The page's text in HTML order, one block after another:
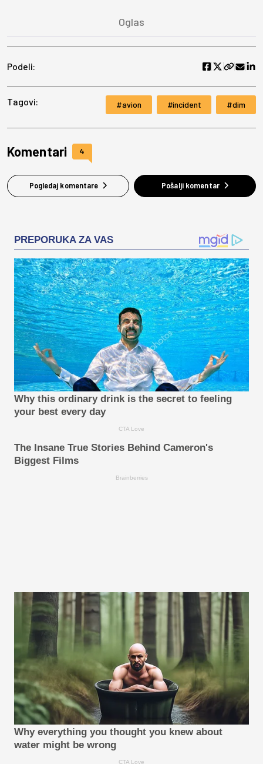
Podeli:
Tagovi: avion incident dim
Komentari 4
Pogledaj komentare Pošalji komentar
PREPORUKA ZA VAS
Why this ordinary drink is the secret to feeling
your best every day
CTA Love
The Insane True Stories Behind Cameron's
Biggest Films
Brainberries
Why everything you thought you knew about
water might be wrong
CTA Love